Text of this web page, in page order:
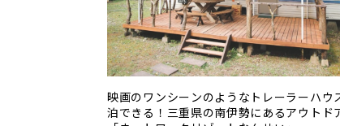
映画のワンシーンのようなトレーラーハウ
泊できる！三重県の南伊勢にあるアウトド